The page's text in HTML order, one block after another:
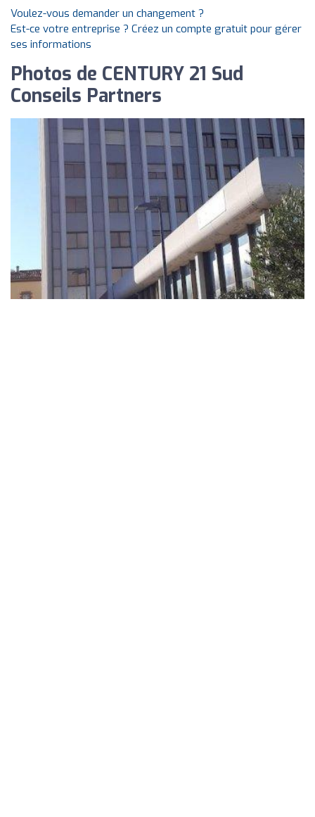
Voulez-vous demander un changement ?
Est-ce votre entreprise ? Créez un compte gratuit pour gérer
ses informations
Photos de CENTURY 21 Sud
Conseils Partners